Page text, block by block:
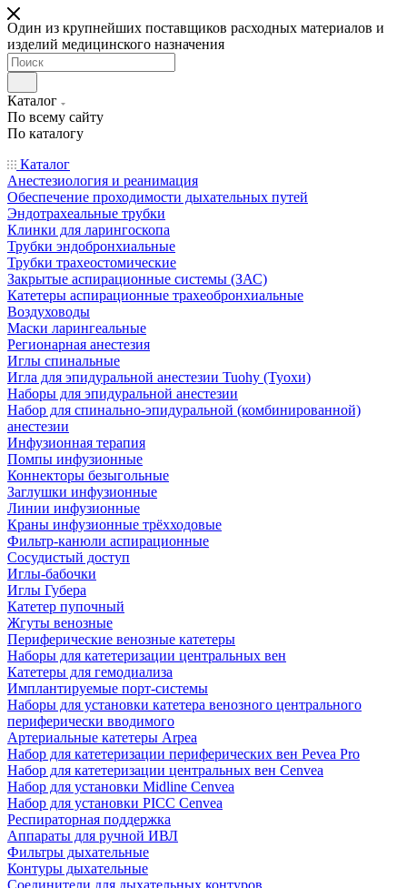
Один из крупнейших поставщиков расходных материалов и
изделий медицинского назначения
Каталог
По всему сайту
По каталогу
Каталог
Анестезиология и реанимация
Обеспечение проходимости дыхательных путей
Эндотрахеальные трубки
Клинки для ларингоскопа
Трубки эндобронхиальные
Трубки трахеостомические
Закрытые аспирационные системы (ЗАС)
Катетеры аспирационные трахеобронхиальные
Воздуховоды
Маски ларингеальные
Регионарная анестезия
Иглы спинальные
Игла для эпидуральной анестезии Tuohy (Туохи)
Наборы для эпидуральной анестезии
Набор для спинально-эпидуральной (комбинированной)
анестезии
Инфузионная терапия
Помпы инфузионные
Коннекторы безыгольные
Заглушки инфузионные
Линии инфузионные
Краны инфузионные трёхходовые
Фильтр-канюли аспирационные
Сосудистый доступ
Иглы-бабочки
Иглы Губера
Катетер пупочный
Жгуты венозные
Периферические венозные катетеры
Наборы для катетеризации центральных вен
Катетеры для гемодиализа
Имплантируемые порт‑системы
Наборы для установки катетера венозного центрального
периферически вводимого
Артериальные катетеры Arpea
Набор для катетеризации периферических вен Pevea Pro
Набор для катетеризации центральных вен Cenvea
Набор для установки Midline Cenvea
Набор для установки PICC Cenvea
Респираторная поддержка
Аппараты для ручной ИВЛ
Фильтры дыхательные
Контуры дыхательные
Соединители для дыхательных контуров